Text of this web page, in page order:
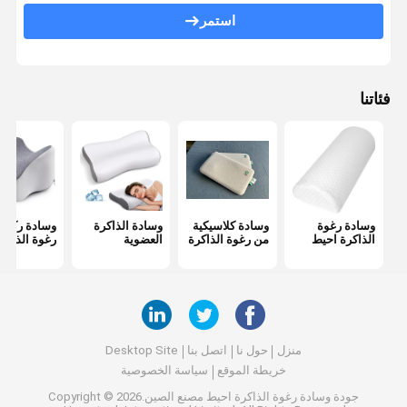
وسادة من الرغوة للطفل
وسادة السرير
وسادة راحة رأس السيارة
استمر
فئاتنا
وسادة رغوة
الذاكرة احيط
وسادة كلاسيكية
من رغوة الذاكرة
وسادة الذاكرة
العضوية
وسادة
رغوة
منزل حول نا اتصل بنا
Desktop Site
خريطة الموقع
سياسة الخصوصية
جودة وسادة رغوة الذاكرة احيط
مصنع الصين.Copyright © 2026